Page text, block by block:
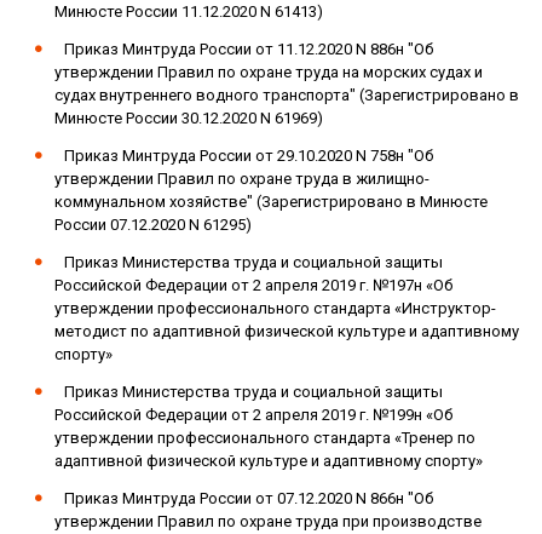
Минюсте России 11.12.2020 N 61413)
Приказ Минтруда России от 11.12.2020 N 886н "Об
утверждении Правил по охране труда на морских судах и
судах внутреннего водного транспорта" (Зарегистрировано в
Минюсте России 30.12.2020 N 61969)
Приказ Минтруда России от 29.10.2020 N 758н "Об
утверждении Правил по охране труда в жилищно-
коммунальном хозяйстве" (Зарегистрировано в Минюсте
России 07.12.2020 N 61295)
Приказ Министерства труда и социальной защиты
Российской Федерации от 2 апреля 2019 г. №197н «Об
утверждении профессионального стандарта «Инструктор-
методист по адаптивной физической культуре и адаптивному
спорту»
Приказ Министерства труда и социальной защиты
Российской Федерации от 2 апреля 2019 г. №199н «Об
утверждении профессионального стандарта «Тренер по
адаптивной физической культуре и адаптивному спорту»
Приказ Минтруда России от 07.12.2020 N 866н "Об
утверждении Правил по охране труда при производстве